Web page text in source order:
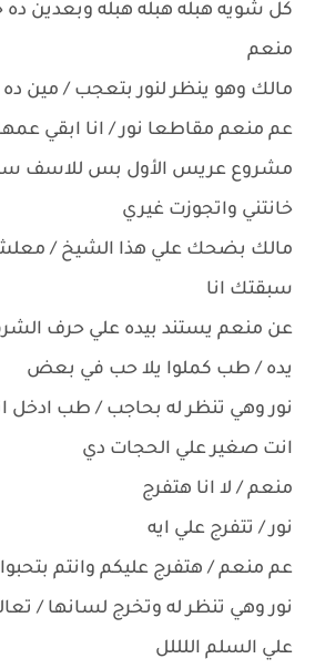
كل شويه هبله هبله هبله وبعدين
منعم
مالك وهو ينظر لنور بتعجب / مين ده
عم منعم مقاطعا نور / انا ابقي
مشروع عريس الأول بس للاسف
خانتني واتجوزت غيري
مالك بضحك علي هذا الشيخ /
سبقتك انا
عن منعم يستند بيده علي حرف
يده / طب كملوا يلا حب في بعض
نور وهي تنظر له بحاجب / طب ادخل
انت صغير علي الحجات دي
منعم / لا انا هتفرج
نور / تتفرج علي ايه
عم منعم / هتفرج عليكم وانتم
نور وهي تنظر له وتخرج لسانها /
علي السلم اللللل